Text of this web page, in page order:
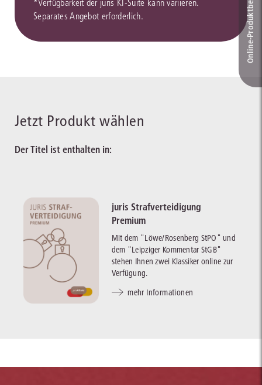
*Verfügbarkeit der juris KI-Suite kann variieren.
Separates Angebot erforderlich.
Jetzt Produkt wählen
Der Titel ist enthalten in:
juris Strafverteidigung
Premium
Mit dem "Löwe/Rosenberg StPO" und
dem "Leipziger Kommentar StGB"
stehen Ihnen zwei Klassiker online zur
Verfügung.
mehr Informationen
Online-Produkt­berater